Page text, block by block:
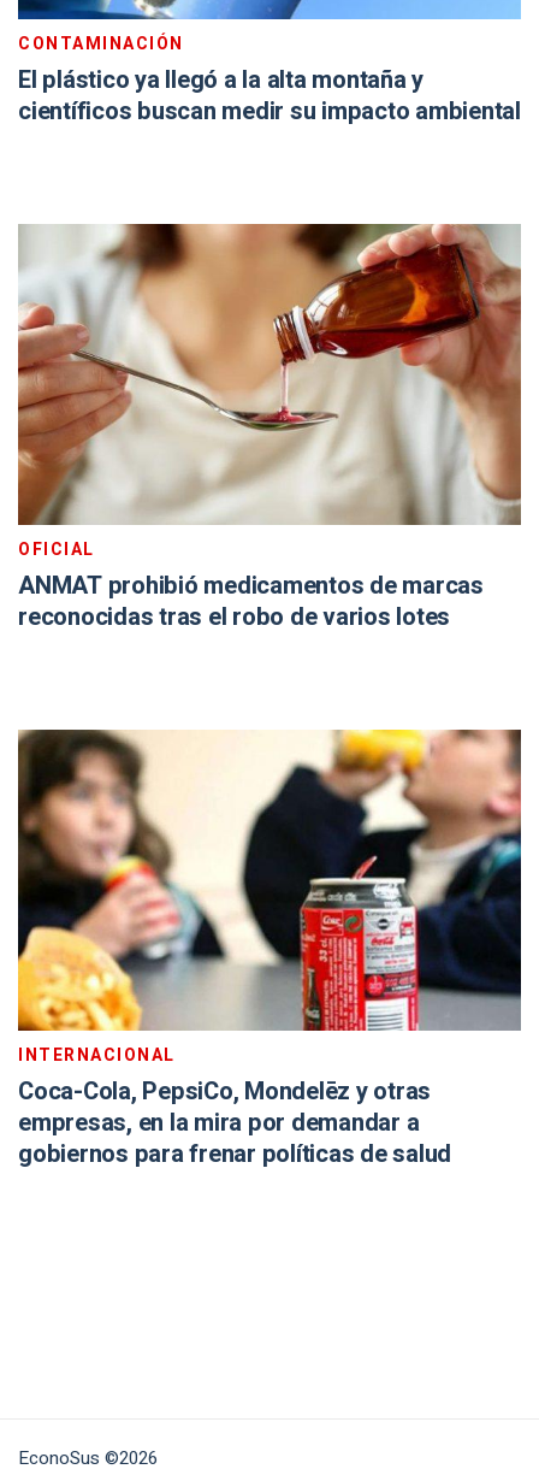
CONTAMINACIÓN
El plástico ya llegó a la alta montaña y
científicos buscan medir su impacto ambiental
OFICIAL
ANMAT prohibió medicamentos de marcas
reconocidas tras el robo de varios lotes
INTERNACIONAL
Coca-Cola, PepsiCo, Mondelēz y otras
empresas, en la mira por demandar a
gobiernos para frenar políticas de salud
EconoSus ©2026